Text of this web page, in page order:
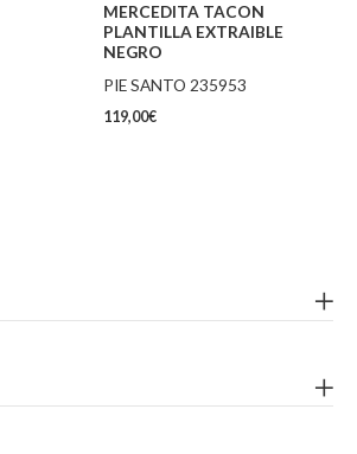
MERCEDITA TACON
PLANTILLA EXTRAIBLE
NEGRO
PIE SANTO 235953
119,00€